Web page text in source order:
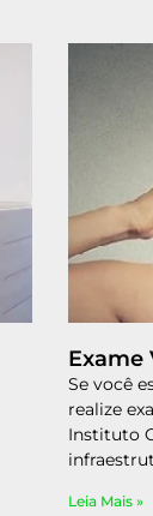
Exame
Se você
realize
Instituto
Leia Mais »